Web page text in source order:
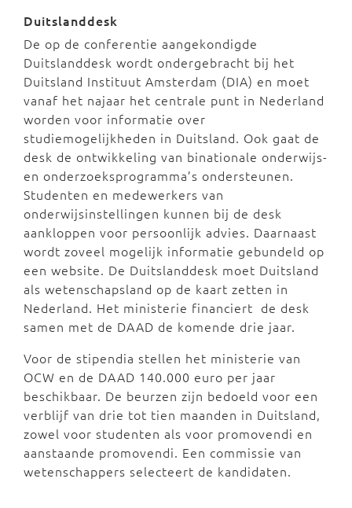
Duitslanddesk
De op de conferentie aangekondigde
Duitslanddesk wordt ondergebracht bij het
Duitsland Instituut Amsterdam (DIA) en moet
vanaf het najaar het centrale punt in Nederland
worden voor informatie over
studiemogelijkheden in Duitsland. Ook gaat de
desk de ontwikkeling van binationale onderwijs-
en onderzoeksprogramma’s ondersteunen.
Studenten en medewerkers van
onderwijsinstellingen kunnen bij de desk
aankloppen voor persoonlijk advies. Daarnaast
wordt zoveel mogelijk informatie gebundeld op
een website. De Duitslanddesk moet Duitsland
als wetenschapsland op de kaart zetten in
Nederland. Het ministerie financiert de desk
samen met de DAAD de komende drie jaar.
Voor de stipendia stellen het ministerie van
OCW en de DAAD 140.000 euro per jaar
beschikbaar. De beurzen zijn bedoeld voor een
verblijf van drie tot tien maanden in Duitsland,
zowel voor studenten als voor promovendi en
aanstaande promovendi. Een commissie van
wetenschappers selecteert de kandidaten.